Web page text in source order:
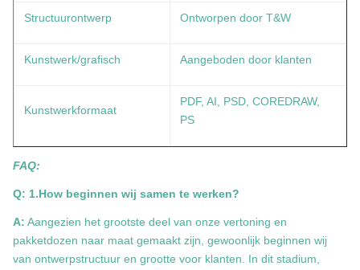
Structuurontwerp Ontworpen door T&W
Kunstwerk/grafisch Aangeboden door klanten
Kunstwerkformaat
PDF, AI, PSD, COREDRAW,
PS
FAQ:
Q: 1.How beginnen wij samen te werken?
A: Aangezien het grootste deel van onze vertoning en
pakketdozen naar maat gemaakt zijn, gewoonlijk beginnen wij
van ontwerpstructuur en grootte voor klanten. In dit stadium,